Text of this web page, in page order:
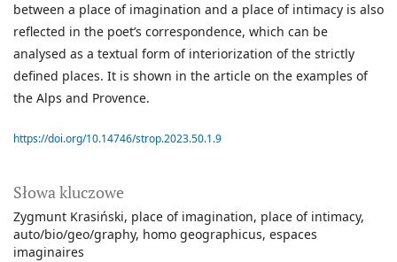
Słowa kluczowe
Zygmunt Krasiński place of imagination place of intimacy
auto/bio/geo/graphy homo geographicus espaces
imaginaires
between a place of imagination and a place of intimacy is also
reflected in the poet’s correspondence, which can be
analysed as a textual form of interiorization of the strictly
defined places. It is shown in the article on the examples of
the Alps and Provence.
https://doi.org/10.14746/strop.2023.50.1.9